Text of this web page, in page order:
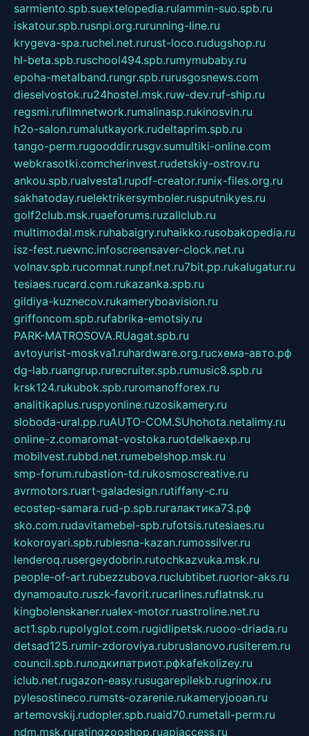
sarmiento.spb.suextelopedia.rulammin-suo.spb.ru
iskatour.spb.rusnpi.org.rurunning-line.ru
krygeva-spa.ruchel.net.rurust-loco.rudugshop.ru
hl-beta.spb.ruschool494.spb.rumymubaby.ru
epoha-metalband.rungr.spb.rurusgosnews.com
dieselvostok.ru24hostel.msk.ruw-dev.ruf-ship.ru
regsmi.rufilmnetwork.rumalinasp.rukinosvin.ru
h2o-salon.rumalutkayork.rudeltaprim.spb.ru
tango-perm.rugooddir.rusgv.sumultiki-online.com
webkrasotki.comcherinvest.rudetskiy-ostrov.ru
ankou.spb.rualvesta1.rupdf-creator.runix-files.org.ru
sakhatoday.ruelektrikersymboler.rusputnikyes.ru
golf2club.msk.ruaeforums.ruzallclub.ru
multimodal.msk.ruhabaigry.ruhaikko.rusobakopedia.ru
isz-fest.ruewnc.infoscreensaver-clock.net.ru
volnav.spb.rucomnat.runpf.net.ru7bit.pp.rukalugatur.ru
tesiaes.rucard.com.rukazanka.spb.ru
gildiya-kuznecov.rukameryboavision.ru
griffoncom.spb.rufabrika-emotsiy.ru
PARK-MATROSOVA.RUagat.spb.ru
avtoyurist-moskva1.ruhardware.org.ruсхема-авто.рф
dg-lab.ruangrup.rurecruiter.spb.rumusic8.spb.ru
krsk124.rukubok.spb.ruromanofforex.ru
analitikaplus.ruspyonline.ruzosikamery.ru
sloboda-ural.pp.ruAUTO-COM.SUhohota.netalimy.ru
online-z.comaromat-vostoka.ruotdelkaexp.ru
mobilvest.rubbd.net.rumebelshop.msk.ru
smp-forum.rubastion-td.rukosmoscreative.ru
avrmotors.ruart-galadesign.rutiffany-c.ru
ecostep-samara.rud-p.spb.ruгалактика73.рф
sko.com.rudavitamebel-spb.rufotsis.rutesiaes.ru
kokoroyari.spb.rublesna-kazan.rumossilver.ru
lenderoq.rusergeydobrin.rutochkazvuka.msk.ru
people-of-art.rubezzubova.ruclubtibet.ruorior-aks.ru
dynamoauto.ruszk-favorit.rucarlines.ruflatnsk.ru
kingbolenskaner.rualex-motor.ruastroline.net.ru
act1.spb.rupolyglot.com.rugidlipetsk.ruooo-driada.ru
detsad125.rumir-zdoroviya.rubruslanovo.rusiterem.ru
council.spb.ruлодкипатриот.рфkafekolizey.ru
iclub.net.rugazon-easy.rusugarepilekb.rugrinox.ru
pylesostineco.rumsts-ozarenie.rukameryjooan.ru
artemovskij.rudopler.spb.ruaid70.rumetall-perm.ru
ndm.msk.ruratingzooshop.ruapiaccess.ru